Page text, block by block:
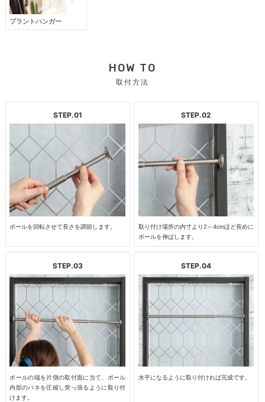
プラントハンガー
HOW TO
取付方法
STEP.01
ポールを回転させて長さを調節します。
STEP.02
取り付け場所の内寸より2～4cmほど長めに
ポールを伸ばします。
STEP.03
ポールの端を片側の取付面に当て、ポール
内部のバネを圧縮し突っ張るように取り付
けます。
STEP.04
水平になるように取り付ければ完成です。